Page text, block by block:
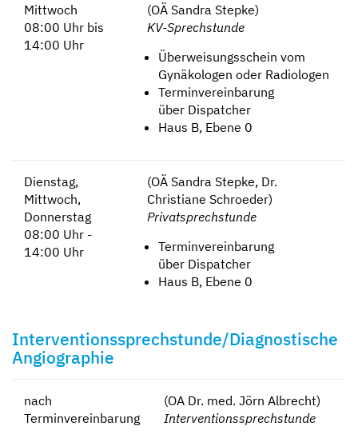
Mittwoch
08:00 Uhr bis
14:00 Uhr
(OÄ Sandra Stepke)
KV-Sprechstunde
Überweisungsschein vom
Gynäkologen oder Radiologen
Terminvereinbarung
über Dispatcher
Haus B, Ebene 0
Dienstag,
Mittwoch,
Donnerstag
08:00 Uhr -
14:00 Uhr
(OÄ Sandra Stepke, Dr.
Christiane Schroeder)
Privatsprechstunde
Terminvereinbarung
über Dispatcher
Haus B, Ebene 0
Interventionssprechstunde/Diagnostische
Angiographie
nach
Terminvereinbarung
(OA Dr. med. Jörn Albrecht)
Interventionssprechstunde